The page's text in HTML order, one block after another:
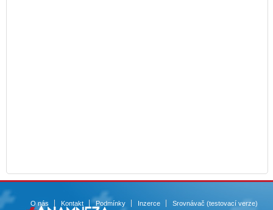
O nás Kontakt Podmínky Inzerce Srovnávač (testovací verze)